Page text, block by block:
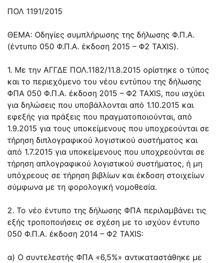
ΠΟΛ 1191/2015
ΘΕΜΑ: Οδηγίες συμπλήρωσης της δήλωσης Φ.Π.Α.
(έντυπο 050 Φ.Π.Α. έκδοση 2015 – Φ2 TAXIS).
1. Με την ΑΓΓΔΕ ΠΟΛ.1182/11.8.2015 ορίστηκε ο τύπος
και το περιεχόμενο του νέου εντύπου της δήλωσης
ΦΠΑ 050 Φ.Π.Α. έκδοση 2015 – Φ2 TAXIS, που ισχύει
για δηλώσεις που υποβάλλονται από 1.10.2015 και
εφεξής για πράξεις που πραγματοποιούνται, από
1.9.2015 για τους υποκείμενους που υποχρεούνται σε
τήρηση διπλογραφικού λογιστικού συστήματος και
από 1.7.2015 για υποκείμενους που υποχρεούνται σε
τήρηση απλογραφικού λογιστικού συστήματος, ή μη
υπόχρεους σε τήρηση βιβλίων και έκδοση στοιχείων
σύμφωνα με τη φορολογική νομοθεσία.
2. Το νέο έντυπο της δήλωσης ΦΠΑ περιλαμβάνει τις
εξής τροποποιήσεις σε σχέση με το ισχύον έντυπο
050 Φ.Π.Α. έκδοση 2014 – Φ2 TAXIS:
α) Ο συντελεστής ΦΠΑ «6,5%» αντικαταστάθηκε με